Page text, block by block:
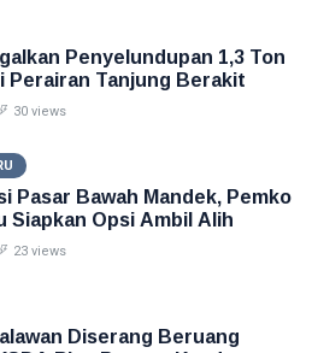
Penyelundupan 1,3 Ton
Perairan Tanjung Berakit
30 views
Pasar Bawah Mandek, Pemko
Siapkan Opsi Ambil Alih
23 views
Diserang Beruang